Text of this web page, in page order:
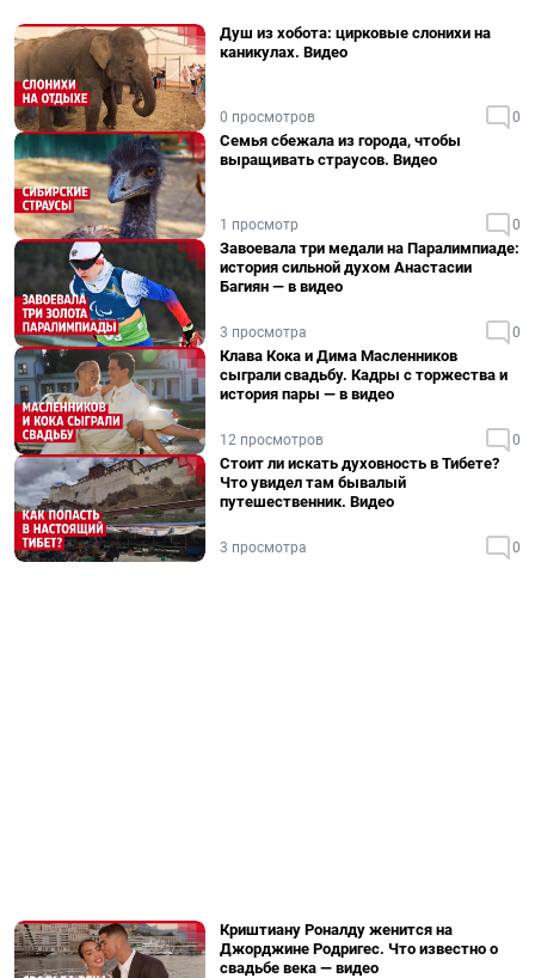
Душ из хобота: цирковые слонихи на
каникулах. Видео
0 просмотров 0
Семья сбежала из города, чтобы
выращивать страусов. Видео
1 просмотр 0
Завоевала три медали на Паралимпиаде:
история сильной духом Анастасии
Багиян — в видео
3 просмотра 0
Клава Кока и Дима Масленников
сыграли свадьбу. Кадры с торжества и
история пары — в видео
12 просмотров 0
Стоит ли искать духовность в Тибете?
Что увидел там бывалый
путешественник. Видео
3 просмотра 0
Криштиану Роналду женится на
Джорджине Родригес. Что известно о
свадьбе века — видео